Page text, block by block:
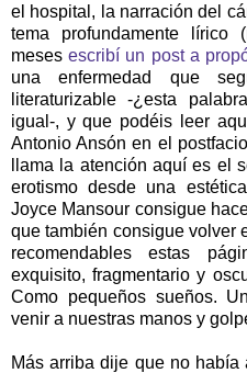
el hospital, la narración del
tema profundamente lírico
mesesescribí un post a
una enfermedad que
literaturizable -¿esta
igual-, y que podéis leer
Antonio Ansón en el
llama la atención aquí es el
erotismo desde una
Joyce Mansour consigue
que también consigue volver
recomendables estas
exquisito, fragmentario y
Como pequeños sueños.
venir a nuestras manos y
Más arriba dije que no